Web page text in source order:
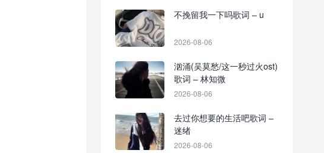
不挽留我一下吗歌词 – u
2026-08-06
汹涌(吴莫愁/这一秒过火ost)
歌词 – 林知微
2026-08-06
去过你想要的生活吧歌词 –
迷绪
2026-08-06